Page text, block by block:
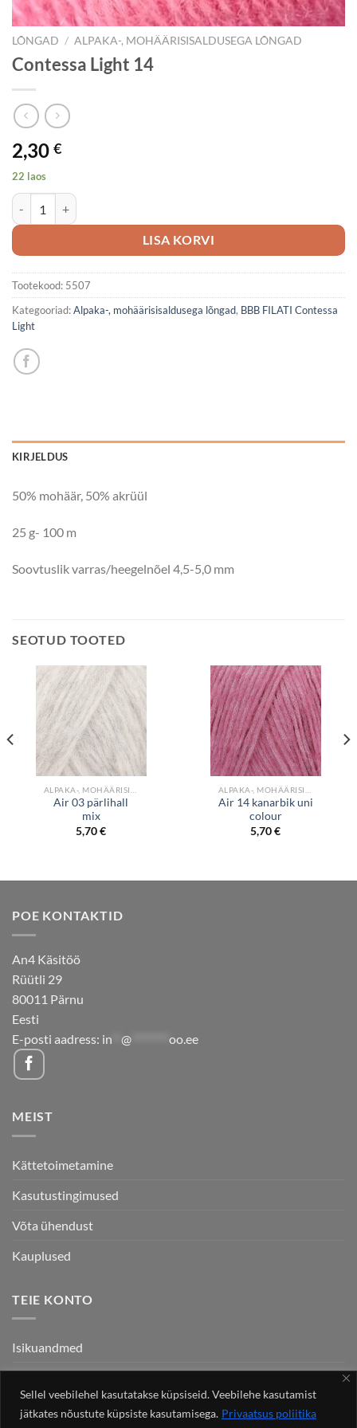
Sellel veebilehel kasutatakse küpsiseid. Veebilehe kasutamist
jätkates nõustute küpsiste kasutamisega. Privaatsus poliitika
LÕNGAD / ALPAKA-, MOHÄÄRISISALDUSEGA LÕNGAD
Contessa Light 14
2,30 €
22 laos
Contessa Light 14 kogus
LISA KORVI
Tootekood: 5507
Kategooriad:Alpaka-, mohäärisisaldusega lõngad, BBB FILATI Contessa
Light
KIRJELDUS
50% mohäär, 50% akrüül
25 g- 100 m
Soovtuslik varras/heegelnõel 4,5-5,0 mm
SEOTUD TOOTED
Air 03 pärlihall
mix
5,70€
Air 14 kanarbik uni
colour
5,70€
POE KONTAKTID
An4 Käsitöö
Rüütli 29
80011 Pärnu
Eesti
E-posti aadress: in @ oo.ee
MEIST
Kättetoimetamine
Kasutustingimused
Võta ühendust
Kauplused
TEIE KONTO
Isikuandmed
Aadressid